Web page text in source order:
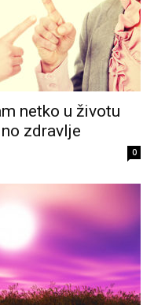
netko u životu
zdravlje
0